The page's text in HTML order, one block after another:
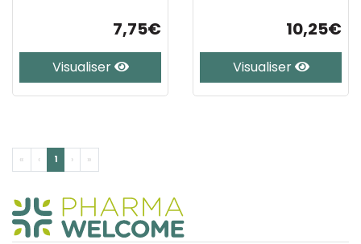
7,75€
Visualiser
10,25€
Visualiser
« ‹ 1 › »